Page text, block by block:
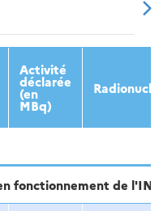
2016
Activité
déclarée
(en
MBq)
fonctionnement de